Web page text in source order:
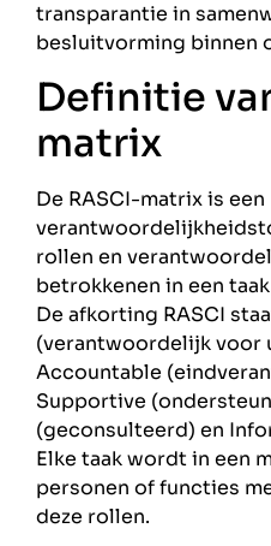
transparantie in
besluitvorming binnen
Definitie
matrix
De RASCI-matrix is een
rollen en
betrokkenen in een
De afkorting RASCI
(verantwoordelijk voor
Accountable
Supportive
(geconsulteerd) en
Elke taak wordt in een
personen of functies
deze rollen.